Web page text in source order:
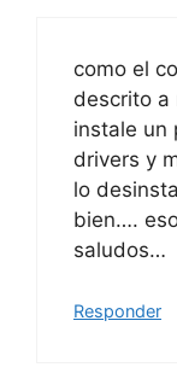
como el
descrito a
instale un
drivers y
lo
bien….
saludos…
Responder